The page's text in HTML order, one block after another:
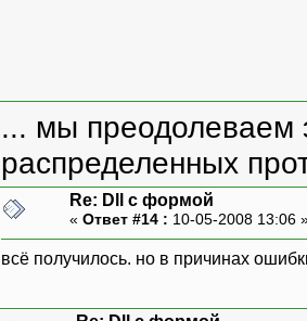
... мы преодолеваем
распределенных
Re: Dll с формой
« Ответ #14 : 10-05-2008 13:06
всё получилось. но в причинах